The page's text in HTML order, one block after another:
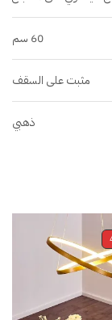
60 سم
مثبت على السقف
ذهبي